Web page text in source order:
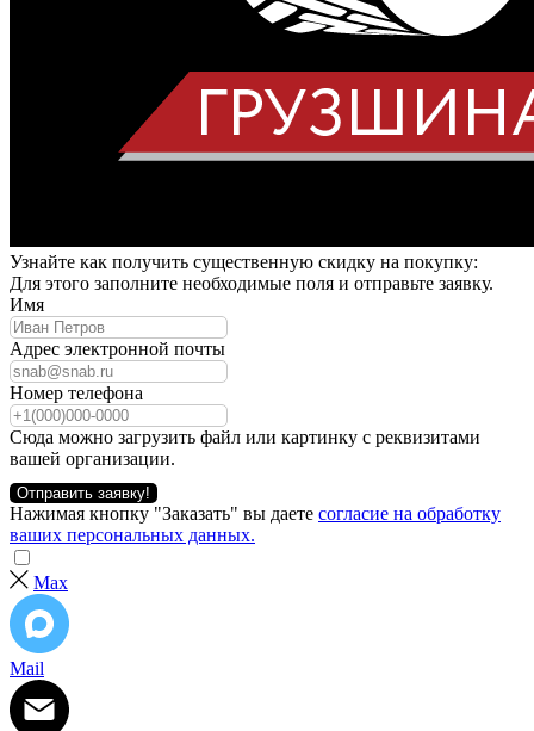
Узнайте как получить существенную скидку на покупку:
Для этого заполните необходимые поля и отправьте заявку.
Имя
Адрес электронной почты
Номер телефона
Сюда можно загрузить файл или картинку с реквизитами
вашей организации.
Отправить заявку!
Нажимая кнопку "Заказать" вы даете согласие на обработку
ваших персональных данных.
Max
Mail